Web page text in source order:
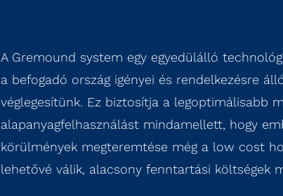
A Gremound system egy egyedülálló
a befogadó ország igényei és rendelkezésre
véglegesítünk. Ez biztosítja a legoptimálisabb
alapanyagfelhasználást mindamellett, hogy
körülmények megteremtése még a low cost
lehetővé válik, alacsony fenntartási költségek